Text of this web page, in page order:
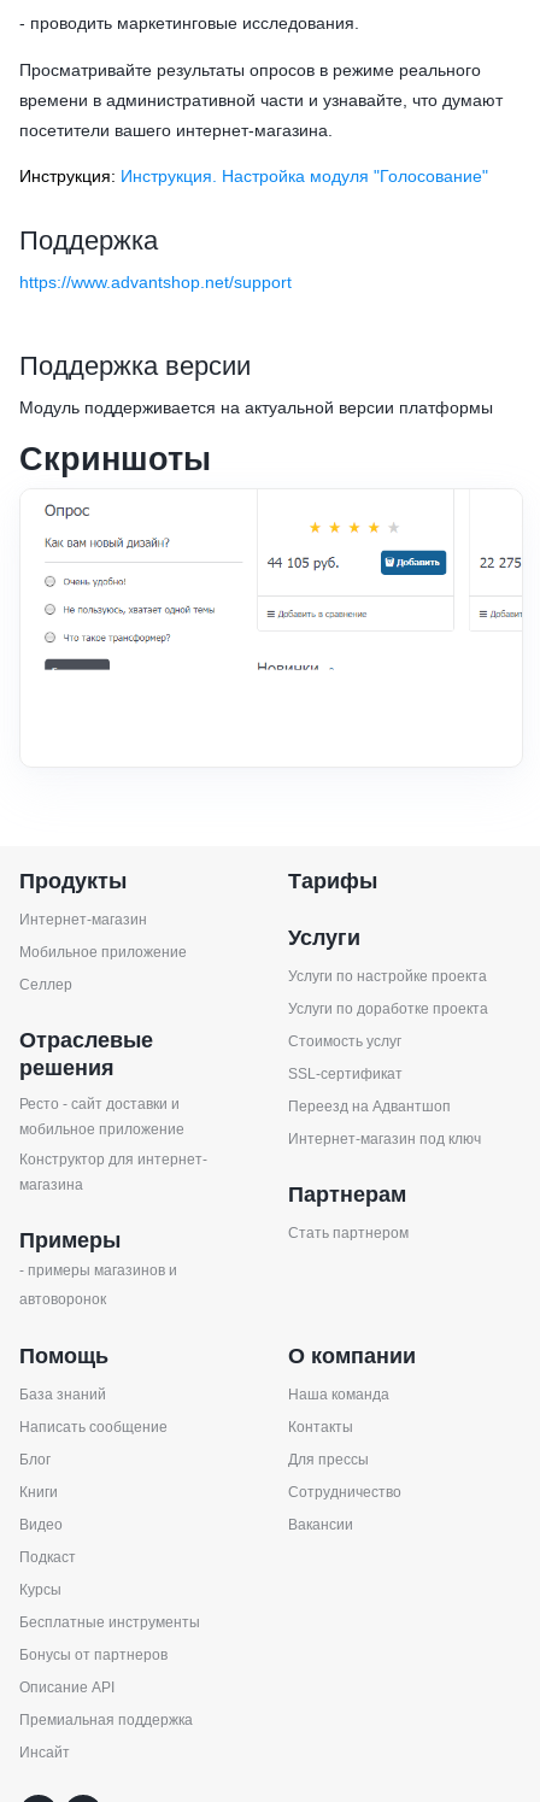
- проводить маркетинговые исследования.
Просматривайте результаты опросов в режиме реального
времени в административной части и узнавайте, что думают
посетители вашего интернет-магазина.
Инструкция: Инструкция. Настройка модуля "Голосование"
Поддержка
https://www.advantshop.net/support
Поддержка версии
Модуль поддерживается на актуальной версии платформы
Скриншоты
Продукты
Интернет-магазин
Мобильное приложение
Селлер
Отраслевые
решения
Ресто - сайт доставки и
мобильное приложение
Конструктор для интернет-
магазина
Примеры
- примеры магазинов и
автоворонок
Тарифы
Услуги
Услуги по настройке проекта
Услуги по доработке проекта
Стоимость услуг
SSL-сертификат
Переезд на Адвантшоп
Интернет-магазин под ключ
Партнерам
Стать партнером
Помощь
База знаний
Написать сообщение
Блог
Книги
Видео
Подкаст
Курсы
Бесплатные инструменты
Бонусы от партнеров
Описание API
Премиальная поддержка
Инсайт
О компании
Наша команда
Контакты
Для прессы
Сотрудничество
Вакансии